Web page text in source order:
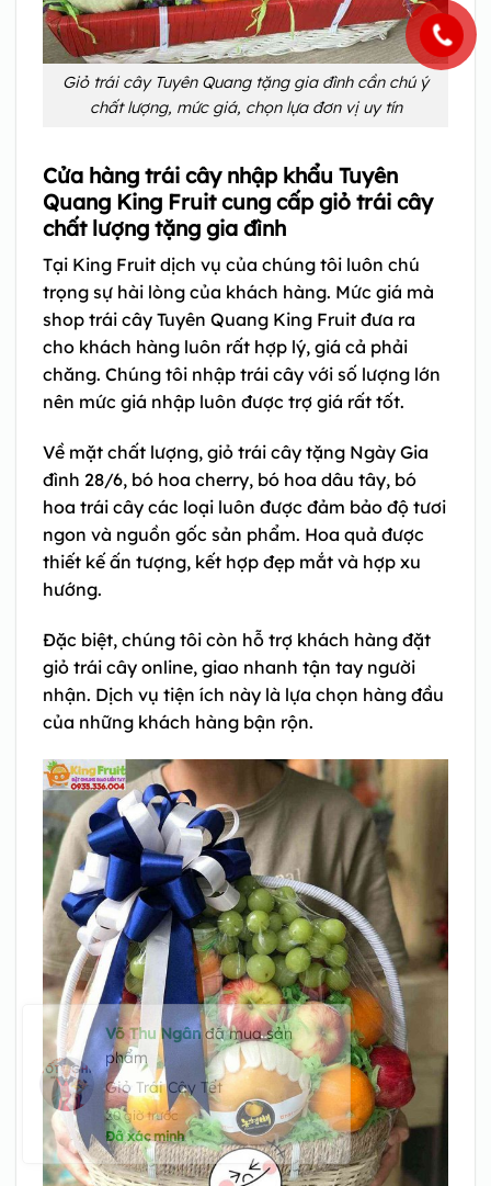
Giỏ trái cây Tuyên Quang tặng gia đình cần chú ý
chất lượng, mức giá, chọn lựa đơn vị uy tín
Cửa hàng trái cây nhập khẩu Tuyên
Quang King Fruit cung cấp giỏ trái cây
chất lượng tặng gia đình
Tại King Fruit dịch vụ của chúng tôi luôn chú
trọng sự hài lòng của khách hàng. Mức giá mà
shop trái cây Tuyên Quang King Fruit đưa ra
cho khách hàng luôn rất hợp lý, giá cả phải
chăng. Chúng tôi nhập trái cây với số lượng lớn
nên mức giá nhập luôn được trợ giá rất tốt.
Về mặt chất lượng, giỏ trái cây tặng Ngày Gia
đình 28/6, bó hoa cherry, bó hoa dâu tây, bó
hoa trái cây các loại luôn được đảm bảo độ tươi
ngon và nguồn gốc sản phẩm. Hoa quả được
thiết kế ấn tượng, kết hợp đẹp mắt và hợp xu
hướng.
Đặc biệt, chúng tôi còn hỗ trợ khách hàng đặt
giỏ trái cây online, giao nhanh tận tay người
nhận. Dịch vụ tiện ích này là lựa chọn hàng đầu
của những khách hàng bận rộn.
Võ Thu Ngânđã mua sản
phẩm
Giỏ Trái Cây Tết
20 giờ trước
Đã xác minh